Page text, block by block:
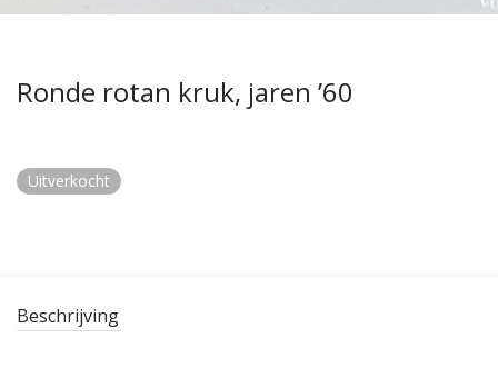
Ronde rotan kruk, jaren ’60
Uitverkocht
Beschrijving